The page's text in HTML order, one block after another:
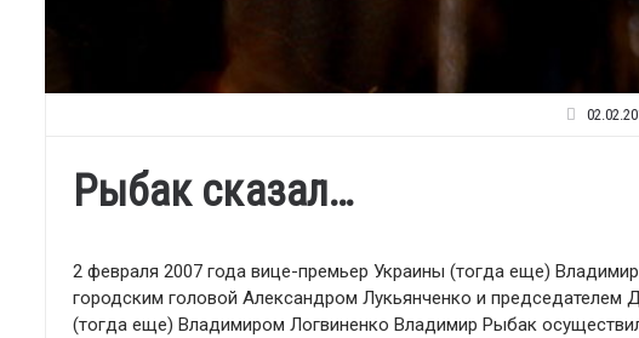
Рыбак сказал…
2 февраля 2007 года вице-премьер Украины (тогда еще)
городским головой Александром Лукьянченко и председателем
(тогда еще) Владимиром Логвиненко Владимир Рыбак